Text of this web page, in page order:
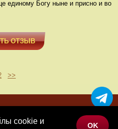
единому Богу ныне и присно и во
ОТЗЫВ
>>
cookie и
OK